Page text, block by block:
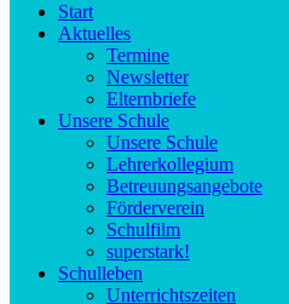
Start
Aktuelles
Termine
Newsletter
Elternbriefe
Unsere Schule
Unsere Schule
Lehrerkollegium
Betreuungsangebote
Förderverein
Schulfilm
superstark!
Schulleben
Unterrichtszeiten